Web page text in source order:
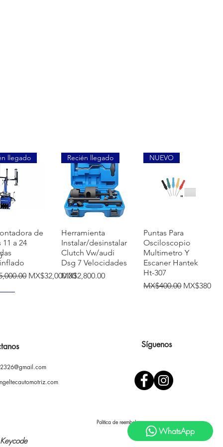
速瀏覽
llegado
de
11 a 24
格
促銷價格
MX$32,000.00
快速瀏覽
Recién llegado
Herramienta
Instalar/desinstalar
Clutch Vw/audi
Dsg 7 Velocidades
價格
MX$2,800.00
快速瀏覽
NUEVO
Puntas Para
Osciloscopio
Multimetro Y
Escaner Hantek
Ht-307
一般價格
MX$400.00 促銷價格
MX$380.00
速瀏覽
Llantas
快速瀏覽
Soporte ajustable
para pintar
autopartes/
WhatsApp
Síguenos
Politica de reembolso
Keycode